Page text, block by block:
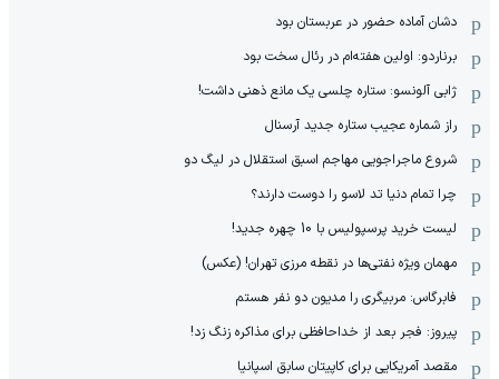
دشان آماده حضور در عربستان بود
برناردو: اولین هفته‌ام در رئال سخت بود
ژابی آلونسو: ستاره چلسی یک مانع ذهنی داشت!
راز شماره عجیب ستاره جدید آرسنال
شروع ماجراجویی مهاجم اسبق استقلال در لیگ دو
چرا تمام دنیا تد لاسو را دوست دارند؟
لیست خرید پرسپولیس با 10 چهره جدید!
مهمان‌ ویژه نفتی‌ها در نقطه مرزی تهران! (عکس)
فابرگاس: مربیگری را مدیون دو نفر هستم
پیروز: فجر بعد از خداحافظی برای مذاکره زنگ زد!
مقصد آمریکایی برای کاپیتان سابق اسپانیا